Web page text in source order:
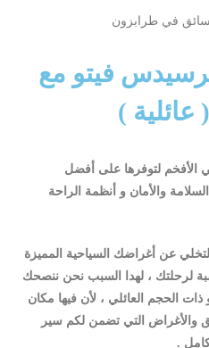
في طرابزون
فيتو مع
)
لتوفرها على أفضل
والأمان و أنظمة الراحة
عن أغراضك السياحية المميزة
لرحلتك ، لهدا السبب نحن ننصحك
الحجم العائلي ، لأن فيها مكان
والأغراض التي تضمن لكم سير
كامل .